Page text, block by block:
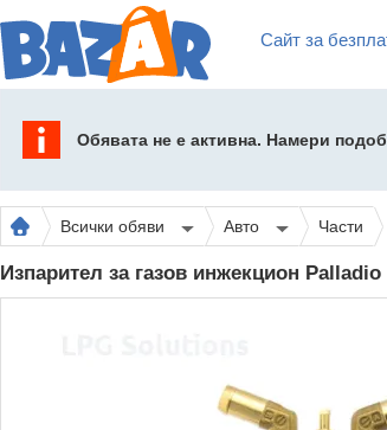
Сайт за
Обявата не е активна. Намери
Всички обяви Авто Части
Изпарител за газов инжекцион